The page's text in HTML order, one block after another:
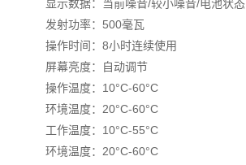
显示数据：当前噪音/较小噪音/电池状态
发射功率：500毫瓦
操作时间：8小时连续使用
屏幕亮度：自动调节
操作温度：10°C-60°C
环境温度：20°C-60°C
工作温度：10°C-55°C
环境温度：20°C-60°C